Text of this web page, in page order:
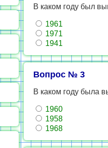
В каком году был
1961
1971
1941
Вопрос № 3
В каком году была
1960
1958
1968